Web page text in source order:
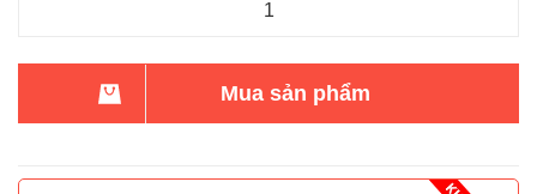
Mua sản phẩm